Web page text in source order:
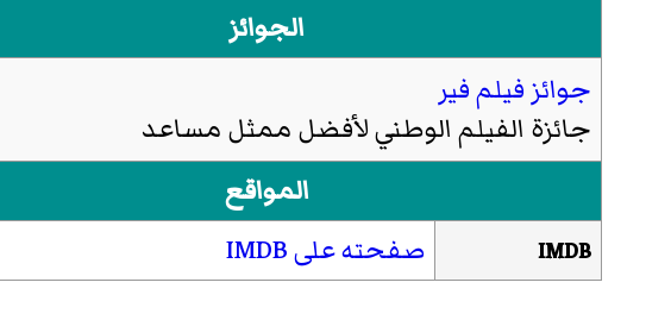
الجوائز
جوائز فيلم فير
جائزة الفيلم الوطني لأفضل ممثل مساعد
المواقع
IMDB صفحته على IMDB